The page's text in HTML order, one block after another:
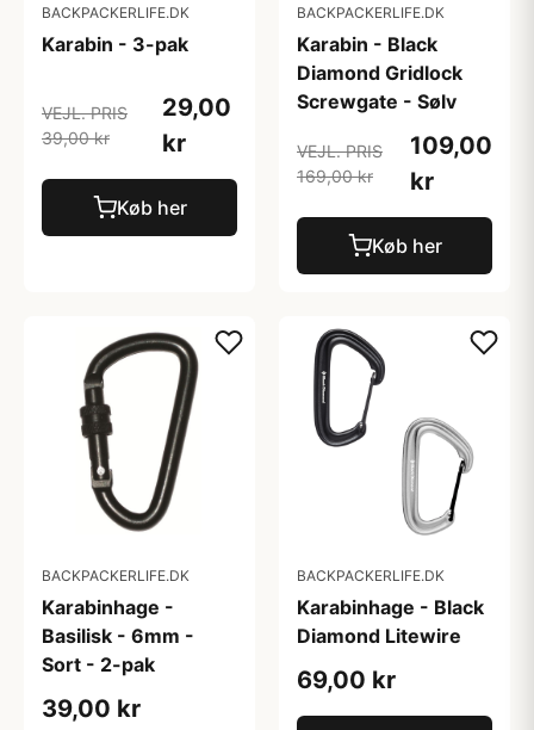
BACKPACKERLIFE.DK
Karabin - 3-pak
VEJL. PRIS
39,00 kr
29,00
kr
Køb her
BACKPACKERLIFE.DK
Karabin - Black
Diamond Gridlock
Screwgate - Sølv
VEJL. PRIS
169,00 kr
109,00
kr
Køb her
BACKPACKERLIFE.DK
Karabinhage -
Basilisk - 6mm -
Sort - 2-pak
39,00 kr
BACKPACKERLIFE.DK
Karabinhage - Black
Diamond Litewire
69,00 kr